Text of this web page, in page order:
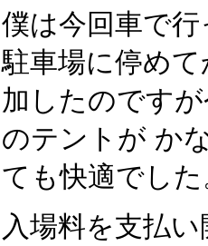
僕は今回車で
駐車場に停め
加したのです
のテントが か
ても快適でし
入場料を支払